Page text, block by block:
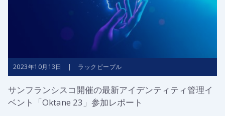
2023年10月13日 | ラックピープル
サンフランシスコ開催の最新アイデンティティ管理イ
ベント「Oktane 23」参加レポート